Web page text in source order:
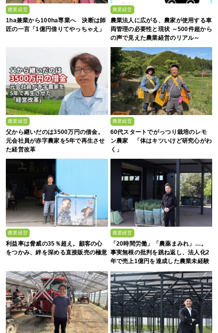
農業経営
1ha兼業から100ha専業へ 決断は師
匠の一言「1億円借りてやっちゃえ」
農業経営
農業法人に広がる、農家が使用する車
両管理の必要性と現状 ～500件超から
の声で見えた農業経営のリアル～
農業経営
父から継いだのは3500万円の借金。
元会社員が赤字農家を5年で再生させ
た経営改革
農業経営
60代スタートでがっつり栽培のレモ
ン農家 「体はキツいけど研究心がわ
く」
農業経営
利益率は脅威の35％超え。顧客の心
をつかみ、絆を深める直接販売の極意
農業経営
「20時間労働」「農薬まみれ」…。
事実無根の批判を跳ね返し、法人化2
年で売上1億円を達成した農業未経験